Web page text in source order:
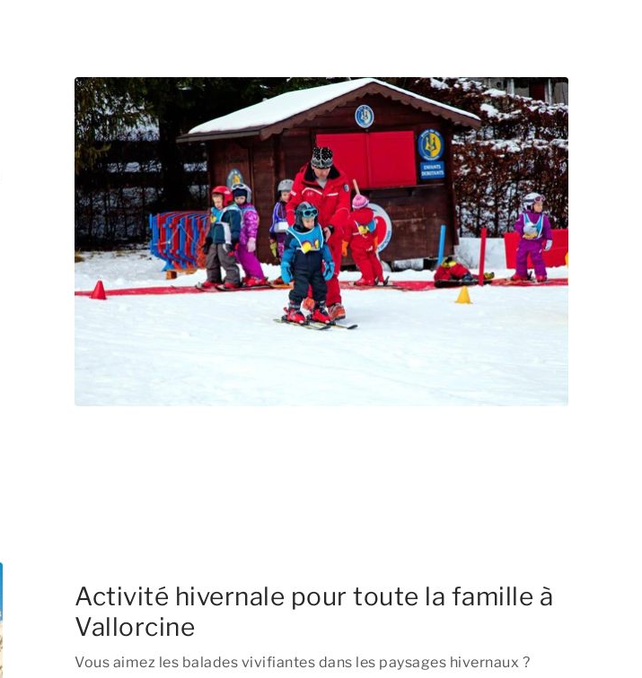
Activité hivernale pour toute la famille à
Vallorcine
Vous aimez les balades vivifiantes dans les paysages hivernaux ?